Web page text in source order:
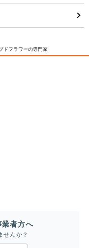
ドフラワーの専門家
業者方へ
せんか？